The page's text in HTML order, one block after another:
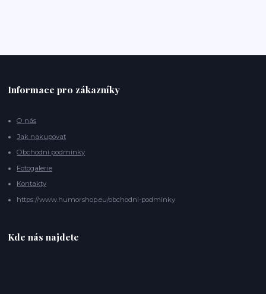
Informace pro zákazníky
O nás
Jak nakupovat
Obchodní podmínky
Fotogalerie
Kontakty
https://www.humorshop.eu/obchodni-podminky
Kde nás najdete